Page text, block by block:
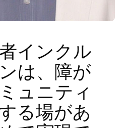
インクル
は、障が
ュニティ
る場があ